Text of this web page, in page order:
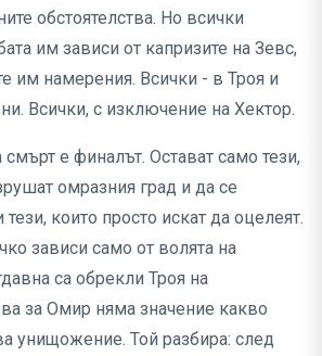
обстоятелства. Но всички
им зависи от капризите на Зевс,
им намерения. Всички - в Троя и
Всички, с изключение на Хектор.
смърт е финалът. Остават само тези,
омразния град и да се
които просто искат да оцелеят.
зависи само от волята на
са обрекли Троя на
за Омир няма значение какво
унищожение. Той разбира: след